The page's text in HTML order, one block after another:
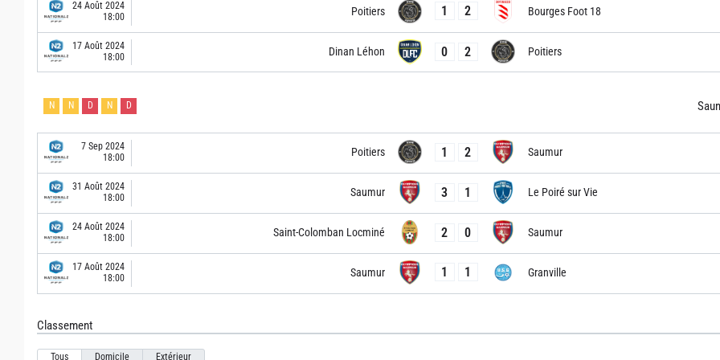
24 Août 2024
18:00
Poitiers 1 2 Bourges Foot 18
17 Août 2024
18:00
Dinan Léhon 0 2 Poitiers
N N D N D
7 Sep 2024
18:00
Poitiers 1 2 Saumur
31 Août 2024
18:00
Saumur 3 1 Le Poiré sur Vie
24 Août 2024
18:00
Saint-Colomban Locminé 2 0 Saumur
17 Août 2024
18:00
Saumur 1 1 Granville
Classement
Tous Domicile Extérieur